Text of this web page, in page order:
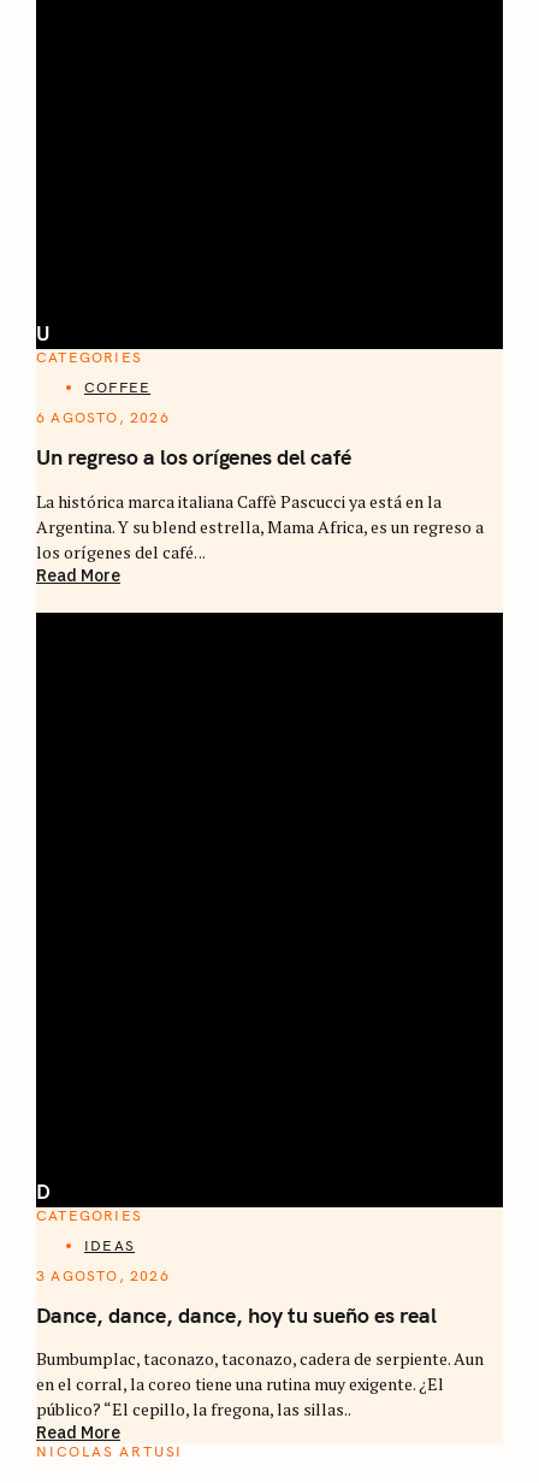
U
CATEGORIES
COFFEE
6 AGOSTO, 2026
Un regreso a los orígenes del café
La histórica marca italiana Caffè Pascucci ya está en la
Argentina. Y su blend estrella, Mama Africa, es un regreso a
los orígenes del café. ..
Read More
D
CATEGORIES
IDEAS
3 AGOSTO, 2026
Dance, dance, dance, hoy tu sueño es real
Bumbumplac, taconazo, taconazo, cadera de serpiente. Aun
en el corral, la coreo tiene una rutina muy exigente. ¿El
público? “El cepillo, la fregona, las sillas..
Read More
NICOLAS ARTUSI